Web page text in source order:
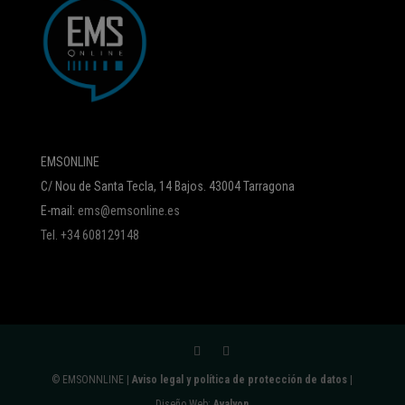
EMSONLINE
C/ Nou de Santa Tecla, 14 Bajos. 43004 Tarragona
E-mail: ems@emsonline.es
Tel. +34 608129148
© EMSONNLINE |Aviso legal y política de protección de datos |